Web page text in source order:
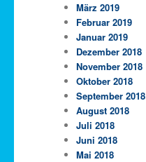
März 2019
Februar 2019
Januar 2019
Dezember 2018
November 2018
Oktober 2018
September 2018
August 2018
Juli 2018
Juni 2018
Mai 2018